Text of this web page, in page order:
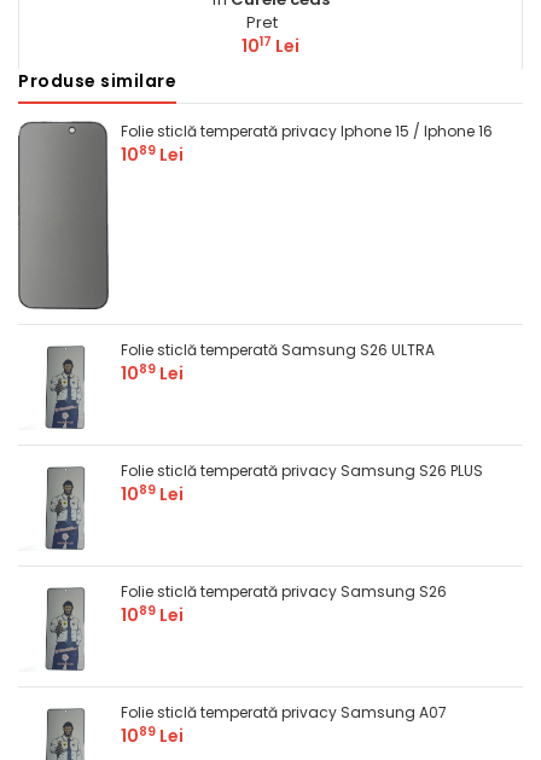
Produse similare
Folie sticlă temperată privacy Iphone 15 / Iphone 16
1089 Lei
Folie sticlă temperată Samsung S26 ULTRA
1089 Lei
Folie sticlă temperată privacy Samsung S26 PLUS
1089 Lei
Folie sticlă temperată privacy Samsung S26
1089 Lei
Folie sticlă temperată privacy Samsung A07
1089 Lei